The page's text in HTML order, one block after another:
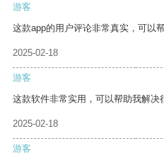
游客
这款app的用户评论非常真实，可以
2025-02-18
游客
这款软件非常实用，可以帮助我解决
2025-02-18
游客